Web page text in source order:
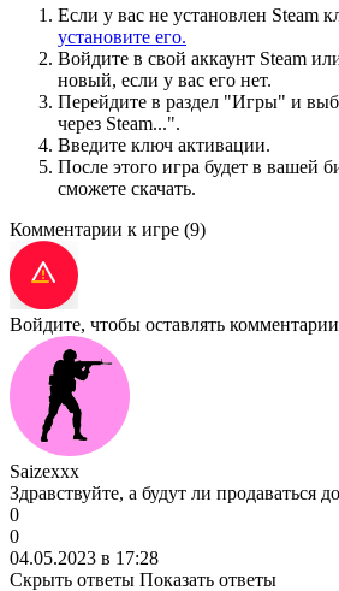
Если у вас не установлен Steam
установите его.
Войдите в свой аккаунт Steam
новый, если у вас его нет.
Перейдите в раздел "Игры" и
через Steam...".
Введите ключ активации.
После этого игра будет в вашей
сможете скачать.
Комментарии к игре (9)
Войдите, чтобы оставлять
Saizexxx
Здравствуйте, а будут ли продаваться
0
0
04.05.2023 в 17:28
Скрыть ответы Показать ответы